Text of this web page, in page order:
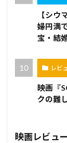
【シ
婦円満
宝・結
レビ
映画『
クの難
映画レビュ